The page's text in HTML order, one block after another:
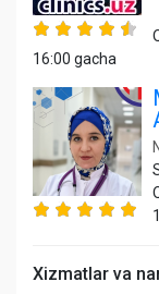
16:00 gacha
Xizmatlar va